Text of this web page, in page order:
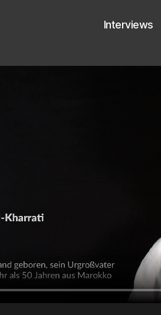
Inter­views